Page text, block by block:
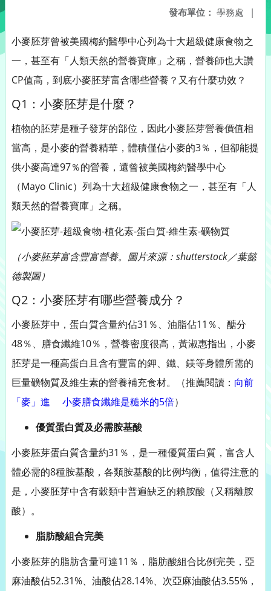
發布單位： 學務處 |
小麥胚芽曾被美國梅約醫學中心列為十大超級健康食物之
一，甚至有「人類天然的營養寶庫」之稱，營養師也大讚
CP值高，到底小麥胚芽富含哪些營養？又有什麼功效？
Q1：小麥胚芽是什麼？
植物的胚芽是種子發芽的部位，因此小麥胚芽營養價值相
當高，是小麥的營養精華，體積僅佔小麥的3％，但卻能提
供小麥高達97％的營養，還曾被美國梅約醫學中心
（Mayo Clinic）列為十大超級健康食物之一，甚至有「人
類天然的營養寶庫」之稱。
（小麥胚芽富含豐富營養。圖片來源：shutterstock／葉懿
德製圖）
Q2：小麥胚芽有哪些營養成分？
小麥胚芽中，蛋白質含量約佔31％、油脂佔11％、醣分
48％、膳食纖維10％，營養密度很高，黃淑惠指出，小麥
胚芽是一種高蛋白且含有豐富的鉀、鐵、鎂等身體所需的
巨量礦物質及維生素的營養補充食材。（推薦閱讀： 向前
「麥」進 小麥膳食纖維是糙米的5倍）
優質蛋白質及必需胺基酸
小麥胚芽蛋白質含量約31％，是一種優質蛋白質，富含人
體必需的8種胺基酸，各類胺基酸的比例均衡，值得注意的
是，小麥胚芽中含有穀類中普遍缺乏的賴胺酸（又稱離胺
酸）。
脂肪酸組合完美
小麥胚芽的脂肪含量可達11％，脂肪酸組合比例完美，亞
麻油酸佔52.31%、油酸佔28.14%、次亞麻油酸佔3.55%，